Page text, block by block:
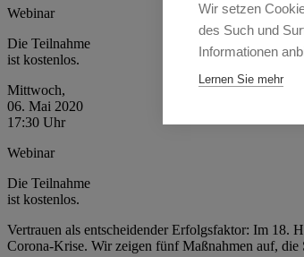
Webinar
Die Teilnahme
ist kostenlos.
Mittwoch,
06. Mai 2020
17:30 Uhr
Webinar
Die Teilnahme
ist kostenlos.
Vertrauen als entscheidender Erfolgsfaktor: Im 18.
Corona-Krise. Wir zeigen fünf Maßnahmen auf, die
Wir setzen
des Such und
Informationen
Lernen Sie mehr